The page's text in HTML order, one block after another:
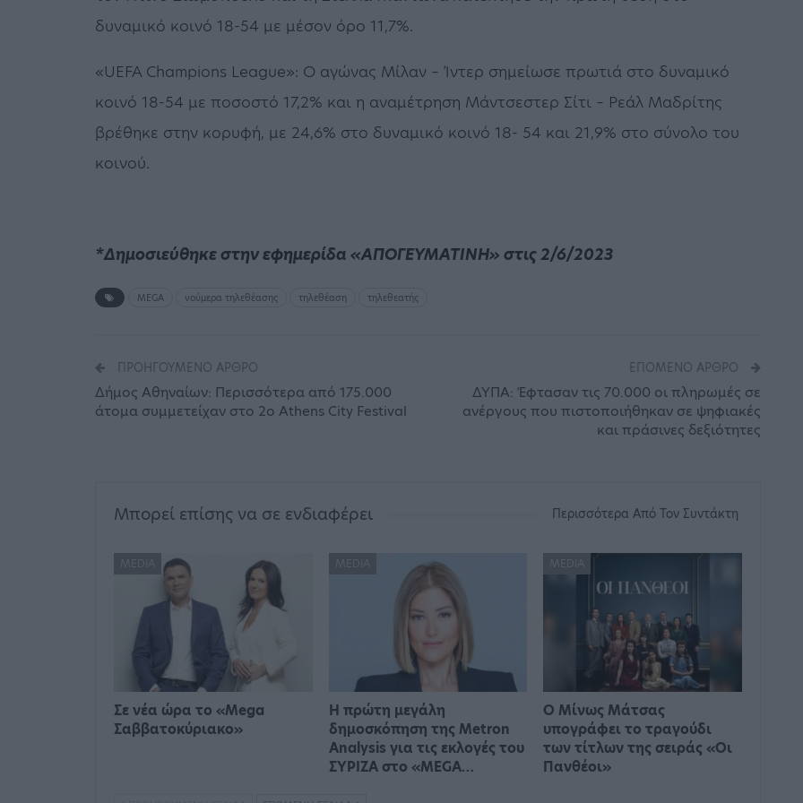
δυναμικό κοινό 18-54 με μέσον όρο 11,7%.
«UEFA Champions League»: Ο αγώνας Μίλαν – Ίντερ σημείωσε πρωτιά στο δυναμικό
κοινό 18-54 με ποσοστό 17,2% και η αναμέτρηση Μάντσεστερ Σίτι – Ρεάλ Μαδρίτης
βρέθηκε στην κορυφή, με 24,6% στο δυναμικό κοινό 18- 54 και 21,9% στο σύνολο του
κοινού.
*Δημοσιεύθηκε στην εφημερίδα «ΑΠΟΓΕΥΜΑΤΙΝΗ» στις 2/6/2023
MEGA νούμερα τηλεθέασης τηλεθέαση τηλεθεατής
ΠΡΟΗΓΟΎΜΕΝΟ ΆΡΘΡΟ
Δήμος Αθηναίων: Περισσότερα από 175.000
άτομα συμμετείχαν στο 2ο Athens City Festival
ΕΠΌΜΕΝΟ ΆΡΘΡΟ
ΔΥΠΑ: Έφτασαν τις 70.000 οι πληρωμές σε
ανέργους που πιστοποιήθηκαν σε ψηφιακές
και πράσινες δεξιότητες
Μπορεί επίσης να σε ενδιαφέρει Περισσότερα Από Τον Συντάκτη
MEDIA
Σε νέα ώρα το «Mega
Σαββατοκύριακο»
MEDIA
Η πρώτη μεγάλη
δημοσκόπηση της Metron
Analysis για τις εκλογές του
ΣΥΡΙΖΑ στο «MEGA…
MEDIA
Ο Μίνως Μάτσας
υπογράφει το τραγούδι
των τίτλων της σειράς «Οι
Πανθέοι»